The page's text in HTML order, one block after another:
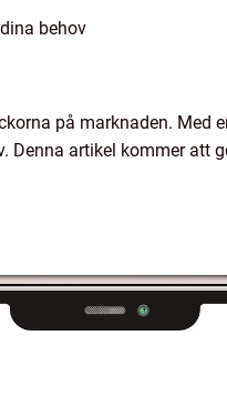
behov
på marknaden. Med
artikel kommer att